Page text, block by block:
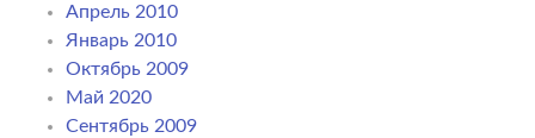
Апрель 2010
Январь 2010
Октябрь 2009
Май 2020
Сентябрь 2009